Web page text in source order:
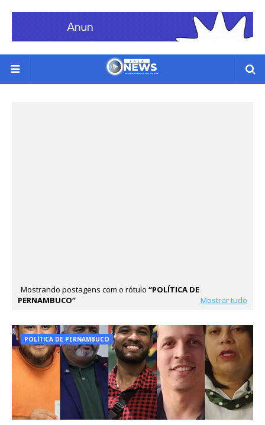
Mostrando postagens com o rótulo
POLÍTICA DE
PERNAMBUCO
Mostrar tudo
POLÍTICA DE PERNAMBUCO